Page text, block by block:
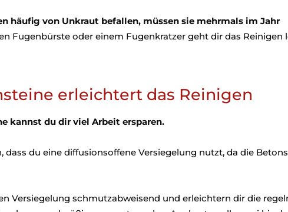
häufig von Unkraut befallen, müssen sie mehrmals im Jahr
Fugenbürste oder einem Fugenkratzer geht dir das Reinigen
erleichtert das Reinigen
kannst du dir viel Arbeit ersparen.
du eine diffusionsoffene Versiegelung nutzt, da die
Versiegelung schmutzabweisend und erleichtern dir die